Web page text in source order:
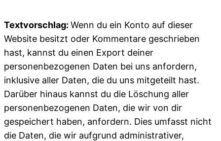
Textvorschlag: Wenn du ein Konto auf dieser
Website besitzt oder Kommentare geschrieben
hast, kannst du einen Export deiner
personenbezogenen Daten bei uns anfordern,
inklusive aller Daten, die du uns mitgeteilt hast.
Darüber hinaus kannst du die Löschung aller
personenbezogenen Daten, die wir von dir
gespeichert haben, anfordern. Dies umfasst nicht
die Daten, die wir aufgrund administrativer,